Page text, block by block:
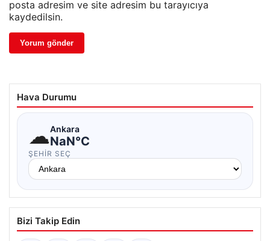
posta adresim ve site adresim bu tarayıcıya
kaydedilsin.
Hava Durumu
☁Ankara
NaN°C
ŞEHIR SEÇ
Bizi Takip Edin